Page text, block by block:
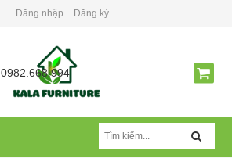
Đăng nhập Đăng ký
0982.668.994